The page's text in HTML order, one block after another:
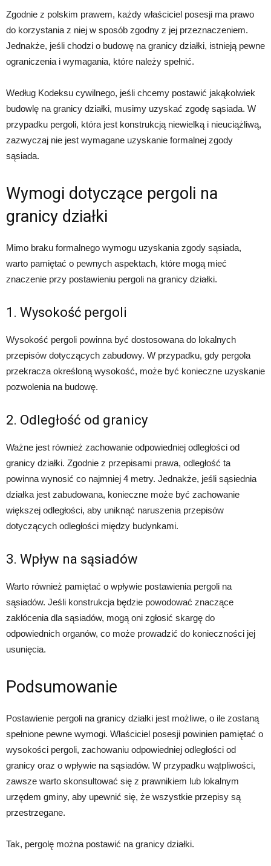
Zgodnie z polskim prawem, każdy właściciel posesji ma prawo
do korzystania z niej w sposób zgodny z jej przeznaczeniem.
Jednakże, jeśli chodzi o budowę na granicy działki, istnieją pewne
ograniczenia i wymagania, które należy spełnić.
Według Kodeksu cywilnego, jeśli chcemy postawić jakąkolwiek
budowlę na granicy działki, musimy uzyskać zgodę sąsiada. W
przypadku pergoli, która jest konstrukcją niewielką i nieuciążliwą,
zazwyczaj nie jest wymagane uzyskanie formalnej zgody
sąsiada.
Wymogi dotyczące pergoli na
granicy działki
Mimo braku formalnego wymogu uzyskania zgody sąsiada,
warto pamiętać o pewnych aspektach, które mogą mieć
znaczenie przy postawieniu pergoli na granicy działki.
1. Wysokość pergoli
Wysokość pergoli powinna być dostosowana do lokalnych
przepisów dotyczących zabudowy. W przypadku, gdy pergola
przekracza określoną wysokość, może być konieczne uzyskanie
pozwolenia na budowę.
2. Odległość od granicy
Ważne jest również zachowanie odpowiedniej odległości od
granicy działki. Zgodnie z przepisami prawa, odległość ta
powinna wynosić co najmniej 4 metry. Jednakże, jeśli sąsiednia
działka jest zabudowana, konieczne może być zachowanie
większej odległości, aby uniknąć naruszenia przepisów
dotyczących odległości między budynkami.
3. Wpływ na sąsiadów
Warto również pamiętać o wpływie postawienia pergoli na
sąsiadów. Jeśli konstrukcja będzie powodować znaczące
zakłócenia dla sąsiadów, mogą oni zgłosić skargę do
odpowiednich organów, co może prowadzić do konieczności jej
usunięcia.
Podsumowanie
Postawienie pergoli na granicy działki jest możliwe, o ile zostaną
spełnione pewne wymogi. Właściciel posesji powinien pamiętać o
wysokości pergoli, zachowaniu odpowiedniej odległości od
granicy oraz o wpływie na sąsiadów. W przypadku wątpliwości,
zawsze warto skonsultować się z prawnikiem lub lokalnym
urzędem gminy, aby upewnić się, że wszystkie przepisy są
przestrzegane.
Tak, pergolę można postawić na granicy działki.